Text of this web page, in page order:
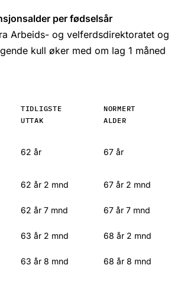
per fødselsår
Arbeids- og velferdsdirektoratet og
kull øker med om lag 1 måned
TIDLIGSTE
UTTAK
NORMERT
ALDER
62 år 67 år
62 år 2 mnd 67 år 2 mnd
62 år 7 mnd 67 år 7 mnd
63 år 2 mnd 68 år 2 mnd
63 år 8 mnd 68 år 8 mnd